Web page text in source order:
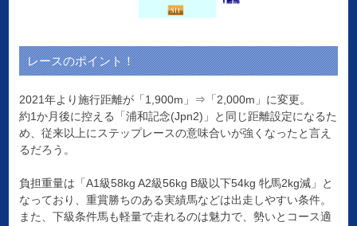
レースのポイント！
2021年より施行距離が「1,900m」⇒「2,000m」に変更。
約1か月後に控える「浦和記念(Jpn2)」と同じ距離設定になるた
め、従来以上にステップレースの意味合いが強くなったと言え
るだろう。
負担重量は「A1級58kg A2級56kg B級以下54kg 牝馬2kg減」と
なっており、重賞勝ちのある実績馬などは出走しやすい条件。
また、下級条件馬も軽量で走れるのは魅力で、勢いとコース適